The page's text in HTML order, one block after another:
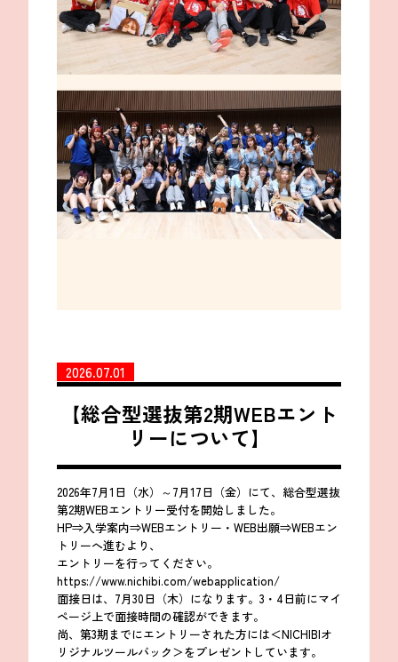
2026.07.01
【総合型選抜第2期WEBエント
リーについて】
2026年7月1日（水）～7月17日（金）にて、総合型選抜
第2期WEBエントリー受付を開始しました。
HP⇒入学案内⇒WEBエントリー・WEB出願⇒WEBエン
トリーへ進むより、
エントリーを行ってください。
https://www.nichibi.com/webapplication/
面接日は、7月30日（木）になります。3・4日前にマイ
ページ上で面接時間の確認ができます。
尚、第3期までにエントリーされた方には＜NICHIBIオ
リジナルツールバック＞をプレゼントしています。